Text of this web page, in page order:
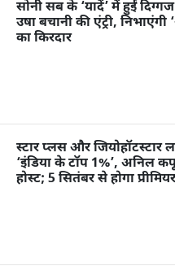
सोनी सब के ‘यादें’ में हुईं
उषा बचानी की एंट्री,
का किरदार
स्टार प्लस और जियोहॉटस्टार
‘इंडिया के टॉप 1%’, अनिल
होस्ट; 5 सितंबर से होगा प्रीमियर